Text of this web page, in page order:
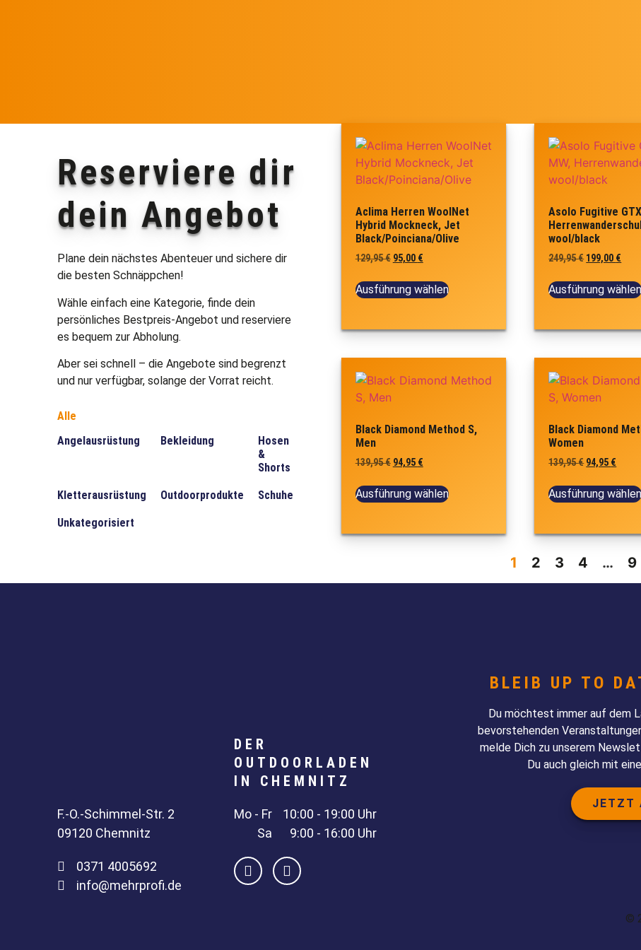
Reserviere dir
dein Angebot
Plane dein nächstes Abenteuer und sichere dir
die besten Schnäppchen!
Wähle einfach eine Kategorie, finde dein
persönliches Bestpreis-Angebot und reserviere
es bequem zur Abholung.
Aber sei schnell – die Angebote sind begrenzt
und nur verfügbar, solange der Vorrat reicht.
Alle
Angelausrüstung
Bekleidung
Hosen
&
Shorts
Kletterausrüstung Outdoorprodukte Schuhe
Unkategorisiert
Aclima Herren WoolNet
Hybrid Mockneck, Jet
Black/Poinciana/Olive
129,95€ 95,00 €
Ausführung wählen
Asolo Fugitive
wool/black
249,95€ 199,00 €
Ausführung wählen
Black Diamond Method S,
Men
139,95€ 94,95 €
Ausführung wählen
Black Diamond
Women
139,95€ 94,95 €
Ausführung wählen
1 2 3 4 … 9
DER
OUTDOORLADEN
IN CHEMNITZ
F.-O.-Schimmel-Str. 2
09120 Chemnitz
Mo - Fr
10:00 - 19:00 Uhr
Sa
9:00 - 16:00 Uhr
0371 4005692
info@mehrprofi.de
BLEIB UP TO
Du möchtest immer auf dem
bevorstehenden
melde Dich zu unserem
Du auch gleich mit
JETZT
©